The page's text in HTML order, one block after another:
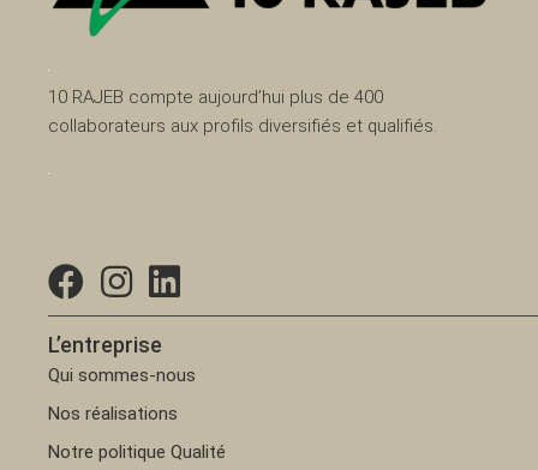
10 RAJEB compte aujourd’hui plus de 400
collaborateurs aux profils diversifiés et qualifiés.
L’entreprise
Qui sommes-nous
Nos réalisations
Notre politique Qualité